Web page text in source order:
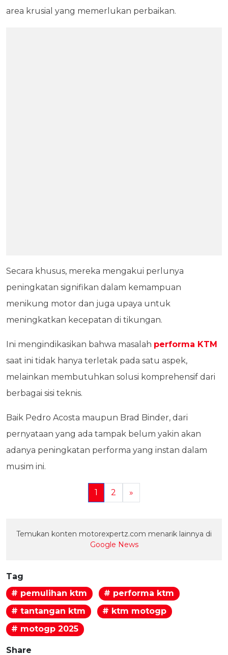
area krusial yang memerlukan perbaikan.
Secara khusus, mereka mengakui perlunya
peningkatan signifikan dalam kemampuan
menikung motor dan juga upaya untuk
meningkatkan kecepatan di tikungan.
Ini mengindikasikan bahwa masalah performa KTM
saat ini tidak hanya terletak pada satu aspek,
melainkan membutuhkan solusi komprehensif dari
berbagai sisi teknis.
Baik Pedro Acosta maupun Brad Binder, dari
pernyataan yang ada tampak belum yakin akan
adanya peningkatan performa yang instan dalam
musim ini.
1 2 »
Temukan konten motorexpertz.com menarik lainnya di
Google News
Tag
# pemulihan ktm
# performa ktm
# tantangan ktm
# ktm motogp
# motogp 2025
Share